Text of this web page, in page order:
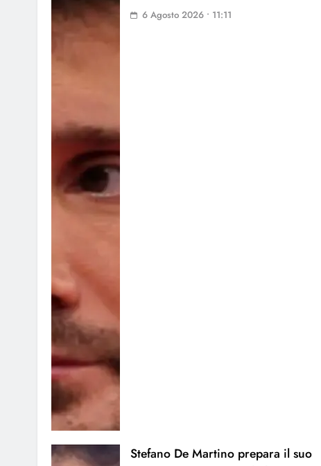
6 Agosto 2026 • 11:11
Stefano De Martino prepara il suo